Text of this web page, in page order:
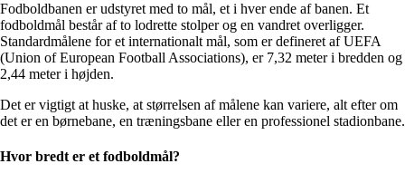
Fodboldbanen er udstyret med to mål, et i hver ende af banen. Et
fodboldmål består af to lodrette stolper og en vandret overligger.
Standardmålene for et internationalt mål, som er defineret af UEFA
(Union of European Football Associations), er 7,32 meter i bredden og
2,44 meter i højden.
Det er vigtigt at huske, at størrelsen af målene kan variere, alt efter om
det er en børnebane, en træningsbane eller en professionel stadionbane.
Hvor bredt er et fodboldmål?